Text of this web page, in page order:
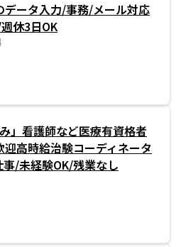
データ入力/事務/メール対応
休3日OK
」看護師など医療有資格者
高時給治験コーディネータ
/未経験OK/残業なし